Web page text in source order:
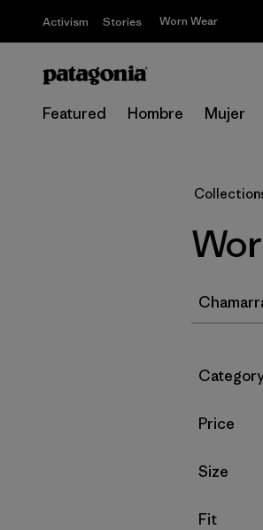
Activism Stories Worn Wear
Featured Hombre Mujer
Filtrar
Filtrar por
Price
Filtrar por
Size
Filtrar por
Fit